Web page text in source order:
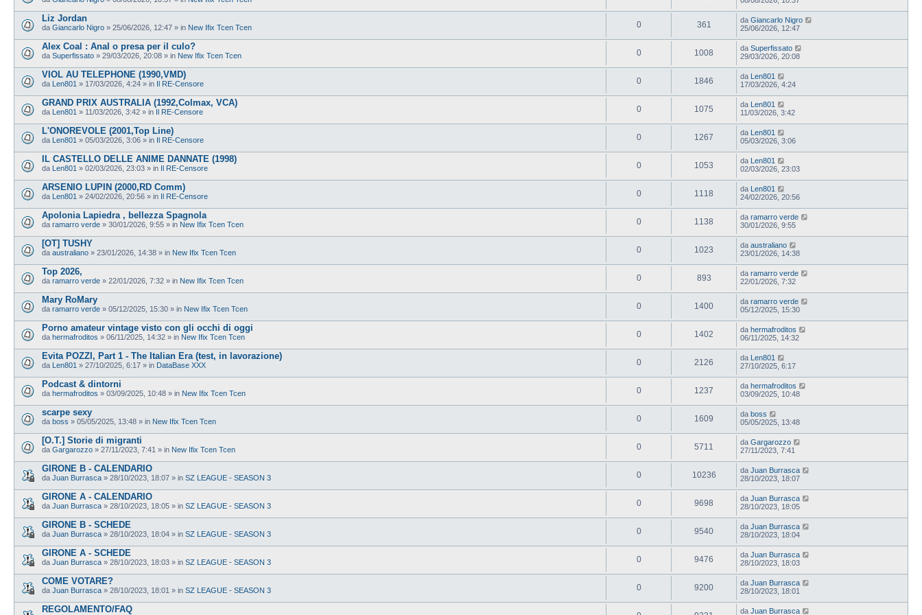
Liz Jordan
da Giancarlo Nigro » 25/06/2026, 12:47 » in New Ifix Tcen Tcen 0 361 da Giancarlo Nigro
25/06/2026, 12:47
Alex Coal : Anal o presa per il culo?
da Superfissato » 29/03/2026, 20:08 » in New Ifix Tcen Tcen 0 1008 da Superfissato
29/03/2026, 20:08
VIOL AU TELEPHONE (1990,VMD)
da Len801 » 17/03/2026, 4:24 » in Il RE-Censore 0 1846 da Len801
17/03/2026, 4:24
GRAND PRIX AUSTRALIA (1992,Colmax, VCA)
da Len801 » 11/03/2026, 3:42 » in Il RE-Censore 0 1075 da Len801
11/03/2026, 3:42
L'ONOREVOLE (2001,Top Line)
da Len801 » 05/03/2026, 3:06 » in Il RE-Censore 0 1267 da Len801
05/03/2026, 3:06
IL CASTELLO DELLE ANIME DANNATE (1998)
da Len801 » 02/03/2026, 23:03 » in Il RE-Censore 0 1053 da Len801
02/03/2026, 23:03
ARSENIO LUPIN (2000,RD Comm)
da Len801 » 24/02/2026, 20:56 » in Il RE-Censore 0 1118 da Len801
24/02/2026, 20:56
Apolonia Lapiedra , bellezza Spagnola
da ramarro verde » 30/01/2026, 9:55 » in New Ifix Tcen Tcen 0 1138 da ramarro verde
30/01/2026, 9:55
[OT] TUSHY
da australiano » 23/01/2026, 14:38 » in New Ifix Tcen Tcen 0 1023 da australiano
23/01/2026, 14:38
Top 2026,
da ramarro verde » 22/01/2026, 7:32 » in New Ifix Tcen Tcen 0 893 da ramarro verde
22/01/2026, 7:32
Mary RoMary
da ramarro verde » 05/12/2025, 15:30 » in New Ifix Tcen Tcen 0 1400 da ramarro verde
05/12/2025, 15:30
Porno amateur vintage visto con gli occhi di oggi
da hermafroditos » 06/11/2025, 14:32 » in New Ifix Tcen Tcen 0 1402 da hermafroditos
06/11/2025, 14:32
Evita POZZI, Part 1 - The Italian Era (test, in lavorazione)
da Len801 » 27/10/2025, 6:17 » in DataBase XXX 0 2126 da Len801
27/10/2025, 6:17
Podcast & dintorni
da hermafroditos » 03/09/2025, 10:48 » in New Ifix Tcen Tcen 0 1237 da hermafroditos
03/09/2025, 10:48
scarpe sexy
da boss » 05/05/2025, 13:48 » in New Ifix Tcen Tcen 0 1609 da boss
05/05/2025, 13:48
[O.T.] Storie di migranti
da Gargarozzo » 27/11/2023, 7:41 » in New Ifix Tcen Tcen 0 5711 da Gargarozzo
27/11/2023, 7:41
GIRONE B - CALENDARIO
da Juan Burrasca » 28/10/2023, 18:07 » in SZ LEAGUE - SEASON 3 0 10236 da Juan Burrasca
28/10/2023, 18:07
GIRONE A - CALENDARIO
da Juan Burrasca » 28/10/2023, 18:05 » in SZ LEAGUE - SEASON 3 0 9698 da Juan Burrasca
28/10/2023, 18:05
GIRONE B - SCHEDE
da Juan Burrasca » 28/10/2023, 18:04 » in SZ LEAGUE - SEASON 3 0 9540 da Juan Burrasca
28/10/2023, 18:04
GIRONE A - SCHEDE
da Juan Burrasca » 28/10/2023, 18:03 » in SZ LEAGUE - SEASON 3 0 9476 da Juan Burrasca
28/10/2023, 18:03
COME VOTARE?
da Juan Burrasca » 28/10/2023, 18:01 » in SZ LEAGUE - SEASON 3 0 9200 da Juan Burrasca
28/10/2023, 18:01
REGOLAMENTO/FAQ da Juan Burrasca